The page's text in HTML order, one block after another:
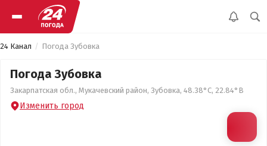
24 Канал Погода Зубовка
Погода Зубовка
Закарпатская обл., Мукачевский район, Зубовка, 48.38°С, 22.84°В
Изменить город